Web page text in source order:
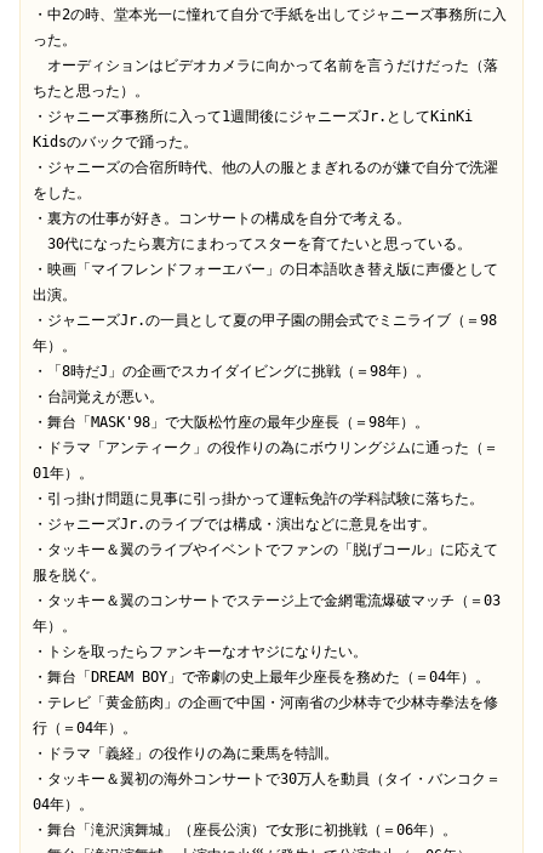
・中2の時、堂本光一に憧れて自分で手紙を出してジャニーズ事務所に入
った。
オーディションはビデオカメラに向かって名前を言うだけだった（落
ちたと思った）。
・ジャニーズ事務所に入って1週間後にジャニーズJr.としてKinKi
Kidsのバックで踊った。
・ジャニーズの合宿所時代、他の人の服とまぎれるのが嫌で自分で洗濯
をした。
・裏方の仕事が好き。コンサートの構成を自分で考える。
30代になったら裏方にまわってスターを育てたいと思っている。
・映画「マイフレンドフォーエバー」の日本語吹き替え版に声優として
出演。
・ジャニーズJr.の一員として夏の甲子園の開会式でミニライブ（＝98
年）。
・「8時だJ」の企画でスカイダイビングに挑戦（＝98年）。
・台詞覚えが悪い。
・舞台「MASK'98」で大阪松竹座の最年少座長（＝98年）。
・ドラマ「アンティーク」の役作りの為にボウリングジムに通った（＝
01年）。
・引っ掛け問題に見事に引っ掛かって運転免許の学科試験に落ちた。
・ジャニーズJr.のライブでは構成・演出などに意見を出す。
・タッキー＆翼のライブやイベントでファンの「脱げコール」に応えて
服を脱ぐ。
・タッキー＆翼のコンサートでステージ上で金網電流爆破マッチ（＝03
年）。
・トシを取ったらファンキーなオヤジになりたい。
・舞台「DREAM BOY」で帝劇の史上最年少座長を務めた（＝04年）。
・テレビ「黄金筋肉」の企画で中国・河南省の少林寺で少林寺拳法を修
行（＝04年）。
・ドラマ「義経」の役作りの為に乗馬を特訓。
・タッキー＆翼初の海外コンサートで30万人を動員（タイ・バンコク＝
04年）。
・舞台「滝沢演舞城」（座長公演）で女形に初挑戦（＝06年）。